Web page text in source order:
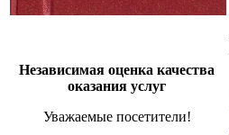
Независимая оценка качества
оказания услуг
Уважаемые посетители!